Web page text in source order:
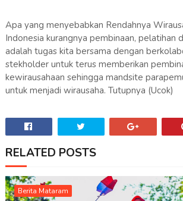
Apa yang menyebabkan Rendahnya
Indonesia kurangnya pembinaan, pelatihan
adalah tugas kita bersama dengan
stekholder untuk terus memberikan
kewirausahaan sehingga mandsite
untuk menjadi wirausaha. Tutupnya (Ucok)
RELATED POSTS
Berita Mataram